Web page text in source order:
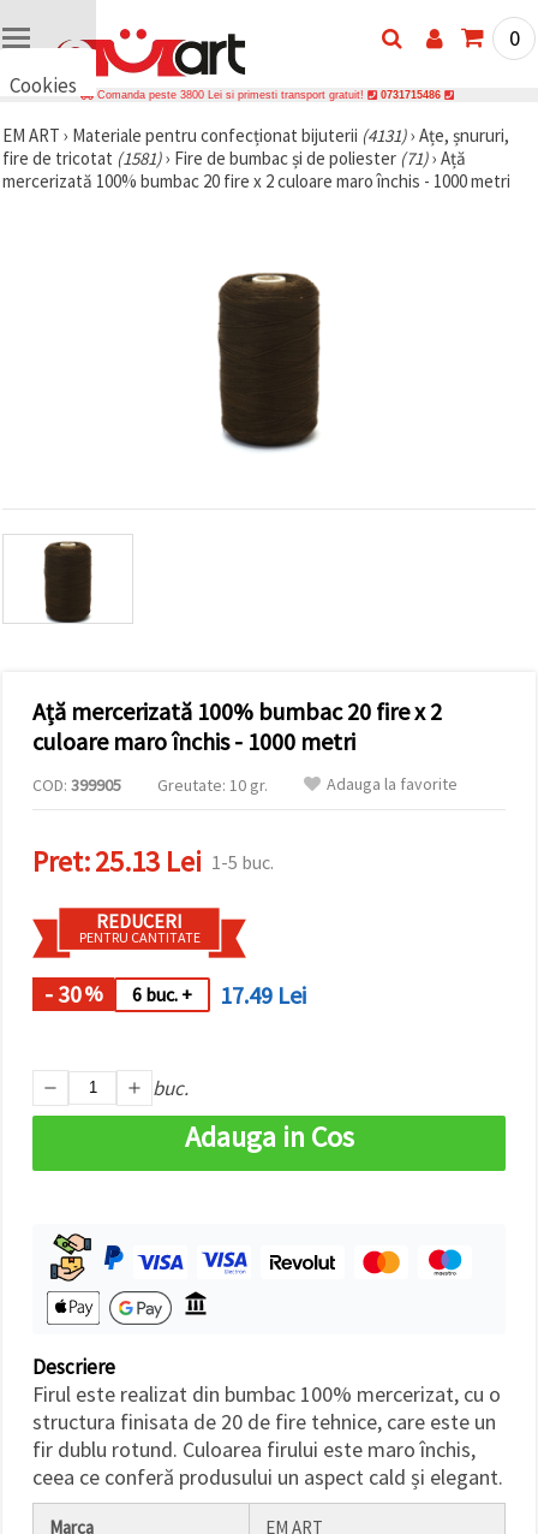
Cookies
vrem să vă
oferim
câteva
vizitele.
Puteți fi de
acord să
utilizați
toate
site!" Sau să
vă indicați
preferințele
selectând
făcând clic
pe butonul
Аcceptati
toate!
0
Comanda peste 3800 Lei si primesti transport gratuit! 0731715486
EM ART › Materiale pentru confecționat bijuterii (4131)› Ațe, șnururi,
fire de tricotat (1581)› Fire de bumbac și de poliester (71)› Ață
mercerizată 100% bumbac 20 fire x 2 culoare maro închis - 1000 metri
Ață mercerizată 100% bumbac 20 fire x 2
culoare maro închis - 1000 metri
COD: 399905 Greutate: 10 gr. Adauga la favorite
Pret:25.13 Lei 1-5 buc.
REDUCERI
PENTRU CANTITATE
- 30% 6 buc. + 17.49 Lei
buc.
Adauga in Cos
Descriere
Firul este realizat din bumbac 100% mercerizat, cu o
structura finisata de 20 de fire tehnice, care este un
fir dublu rotund. Culoarea firului este maro închis,
ceea ce conferă produsului un aspect cald și elegant.
Marca EM ART